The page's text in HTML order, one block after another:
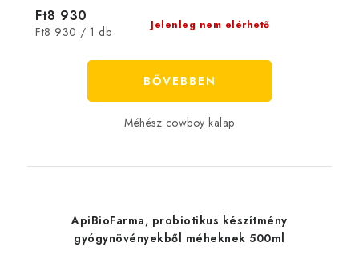
Jelenleg nem elérhető
Ft8 930
Egységár:
Ft8 930 / 1 db
BŐVEBBEN
Méhész cowboy kalap
ApiBioFarma, probiotikus készítmény
gyógynövényekből méheknek 500ml